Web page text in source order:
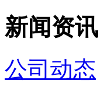
新闻资讯
公司动态